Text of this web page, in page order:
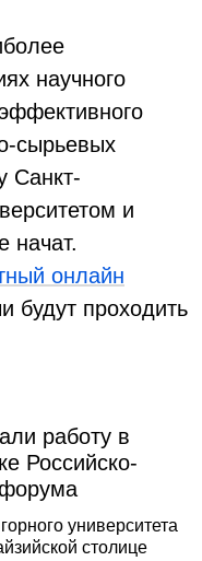
научного
сырьевых
Санкт-
и
начат.
онлайн
будут проходить
работу в
Российско-
университета
столице